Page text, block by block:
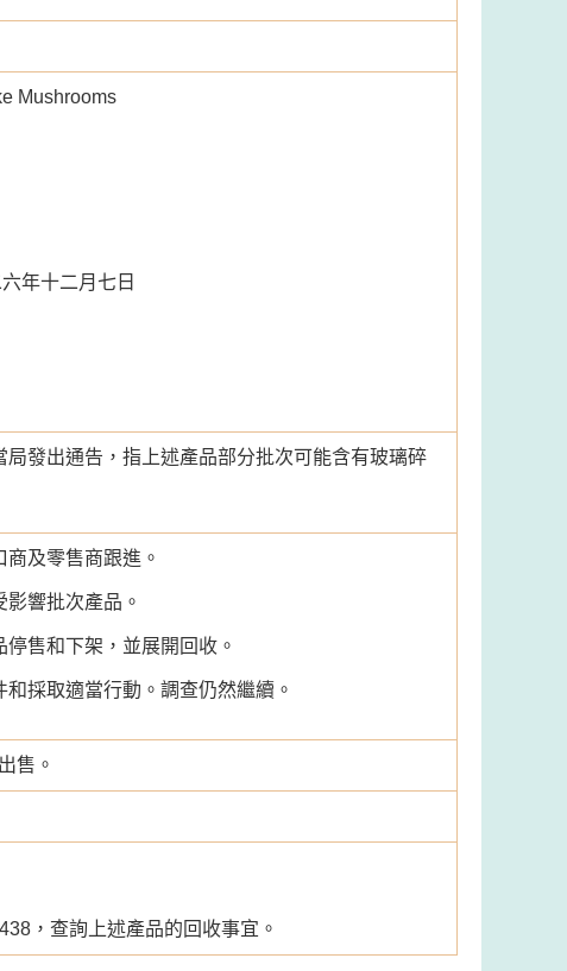
Mushrooms
年十二月七日
發出通告，指上述產品部分批次可能含有玻璃碎
及零售商跟進。
響批次產品。
售和下架，並展開回收。
採取適當行動。調查仍然繼續。
售。
，查詢上述產品的回收事宜。